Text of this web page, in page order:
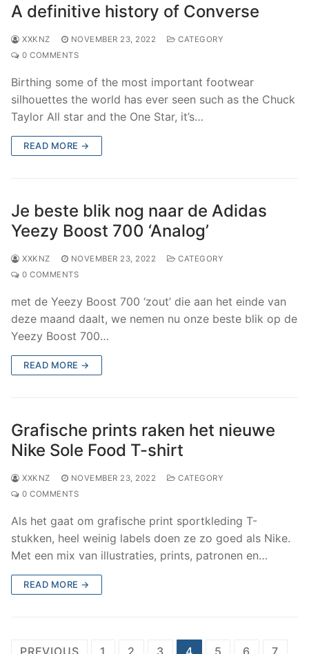
A definitive history of Converse
XXKNZ NOVEMBER 23, 2022
CATEGORY
0 COMMENTS
Birthing some of the most important footwear
silhouettes the world has ever seen such as the Chuck
Taylor All star and the One Star, it’s…
READ MORE →
Je beste blik nog naar de Adidas
Yeezy Boost 700 ‘Analog’
XXKNZ NOVEMBER 23, 2022
CATEGORY
0 COMMENTS
met de Yeezy Boost 700 ‘zout’ die aan het einde van
deze maand daalt, we nemen nu onze beste blik op de
Yeezy Boost 700…
READ MORE →
Grafische prints raken het nieuwe
Nike Sole Food T-shirt
XXKNZ NOVEMBER 23, 2022
CATEGORY
0 COMMENTS
Als het gaat om grafische print sportkleding T-
stukken, heel weinig labels doen ze zo goed als Nike.
Met een mix van illustraties, prints, patronen en…
READ MORE →
PREVIOUS 1 2 3 4 5 6
7